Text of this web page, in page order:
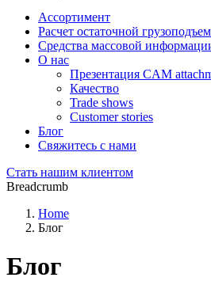
Ассортимент
Расчет остаточной
Средства массовой
О нас
Презентация CAM
Качество
Trade shows
Customer stories
Блог
Свяжитесь с нами
Стать нашим клиентом
Breadcrumb
Home
Блог
Блог